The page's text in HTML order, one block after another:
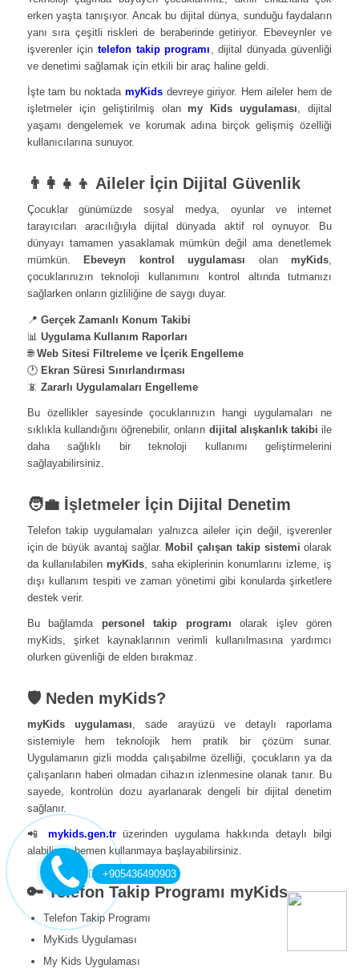
erken yaşta tanışıyor. Ancak bu dijital dünya, sunduğu faydaların
yanı sıra çeşitli riskleri de beraberinde getiriyor. Ebeveynler ve
işverenler için telefon takip programı , dijital dünyada güvenliği
ve denetimi sağlamak için etkili bir araç haline geldi.
İşte tam bu noktada myKidsdevreye giriyor. Hem aileler hem de
işletmeler için geliştirilmiş olan my Kids uygulaması, dijital
yaşamı dengelemek ve korumak adına birçok gelişmiş özelliği
kullanıcılarına sunuyor.
👨‍👩‍👧‍👦 Aileler İçin Dijital Güvenlik
Çocuklar günümüzde sosyal medya, oyunlar ve internet
tarayıcıları aracılığıyla dijital dünyada aktif rol oynuyor. Bu
dünyayı tamamen yasaklamak mümkün değil ama denetlemek
mümkün.
Ebeveyn kontrol uygulaması olan myKids,
çocuklarınızın teknoloji kullanımını kontrol altında tutmanızı
sağlarken onların gizliliğine de saygı duyar.
📍 Gerçek Zamanlı Konum Takibi
📊 Uygulama Kullanım Raporları
🌐 Web Sitesi Filtreleme ve İçerik Engelleme
🕐 Ekran Süresi Sınırlandırması
📵 Zararlı Uygulamaları Engelleme
Bu özellikler sayesinde çocuklarınızın hangi uygulamaları ne
sıklıkla kullandığını öğrenebilir, onların dijital alışkanlık takibi ile
daha sağlıklı bir teknoloji kullanımı geliştirmelerini
sağlayabilirsiniz.
🧑‍💼 İşletmeler İçin Dijital Denetim
Telefon takip uygulamaları yalnızca aileler için değil, işverenler
için de büyük avantaj sağlar.Mobil çalışan takip sistemi olarak
da kullanılabilen myKids, saha ekiplerinin konumlarını izleme, iş
dışı kullanım tespiti ve zaman yönetimi gibi konularda şirketlere
destek verir.
Bu bağlamda personel takip programı olarak işlev gören
myKids, şirket kaynaklarının verimli kullanılmasına yardımcı
olurken güvenliği de elden bırakmaz.
🛡️ Neden myKids?
myKids uygulaması , sade arayüzü ve detaylı raporlama
sistemiyle hem teknolojik hem pratik bir çözüm sunar.
Uygulamanın gizli modda çalışabilme özelliği, çocukların ya da
çalışanların haberi olmadan cihazın izlenmesine olanak tanır. Bu
sayede, kontrolün dozu ayarlanarak dengeli bir dijital denetim
sağlanır.
📲 mykids.gen.trüzerinden uygulama hakkında detaylı bilgi
alabilir ve hemen kullanmaya başlayabilirsiniz.
🔑 Telefon Takip Programı myKids
Telefon Takip Programı
MyKids Uygulaması
My Kids Uygulaması
+905436490903